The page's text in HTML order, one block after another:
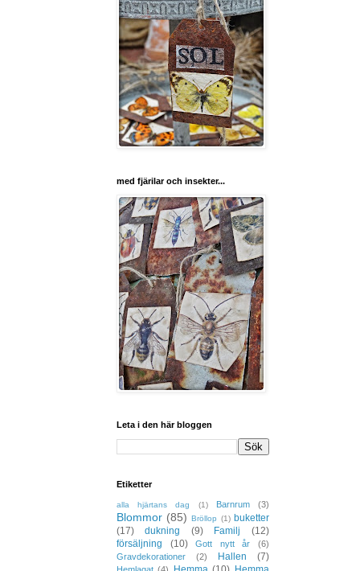
med fjärilar och insekter...
Leta i den här bloggen
Etiketter
alla hjärtans dag (1) Barnrum (3)
Blommor (85) Bröllop (1) buketter
(17)
dukning (9) Familj
(12)
försäljning
(10) Gott nytt år
(6)
Gravdekorationer
(2) Hallen (7)